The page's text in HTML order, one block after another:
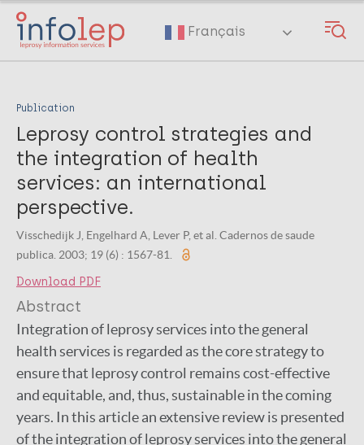
Skip
main
Français
Publication
Leprosy control strategies and
the integration of health
services: an international
perspective.
Visschedijk J, Engelhard A, Lever P, et al. Cadernos de saude
publica. 2003; 19 (6) : 1567-81.
Download PDF
Abstract
Integration of leprosy services into the general
health services is regarded as the core strategy to
ensure that leprosy control remains cost-effective
and equitable, and, thus, sustainable in the coming
years. In this article an extensive review is presented
of the integration of leprosy services into the general